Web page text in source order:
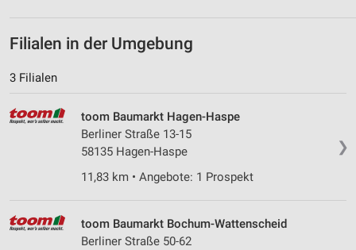
Filialen in der Umgebung
3 Filialen
❯
toom Baumarkt Hagen-Haspe
Berliner Straße 13-15
58135 Hagen-Haspe
11,83 km • Angebote: 1 Prospekt
toom Baumarkt Bochum-Wattenscheid
Berliner Straße 50-62
Messung der Performance von Inhalten
Analyse von Zielgruppen durch Statistiken oder
Entwicklung und Verbesserung der Angebote
Verwendung genauer Standortdaten